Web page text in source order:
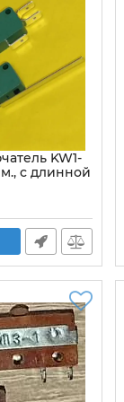
KW1-
с длинной
AC, 3pin